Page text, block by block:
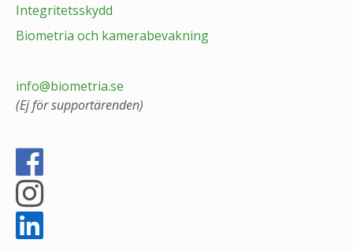
Integritetsskydd
Biometria och kamerabevakning
info@biometria.se
(Ej för supportärenden)